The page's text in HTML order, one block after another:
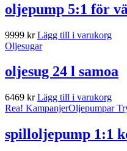
oljepump 5:1 för
9999 kr Lägg till i varukorg
Oljesugar
oljesug 24 l samoa
6469 kr Lägg till i varukorg
Rea! KampanjerOljepumpar
spilloljepump 1:1